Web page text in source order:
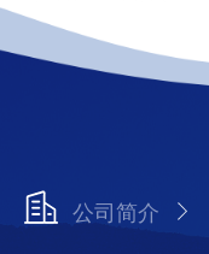
公司简介